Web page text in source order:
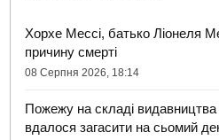
Хорхе Мессі, батько Ліонеля
причину смерті
08 Серпня 2026, 18:14
Пожежу на складі видавництва
вдалося загасити на сьомий